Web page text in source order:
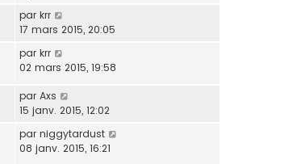
par krr
17 mars 2015, 20:05
par krr
02 mars 2015, 19:58
par Axs
15 janv. 2015, 12:02
par niggytardust
08 janv. 2015, 16:21